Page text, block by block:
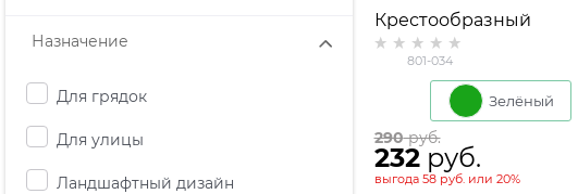
Назначение
Для грядок
Для улицы
Ландшафтный дизайн
Крестообразный
кронштейн (1шт) для
801-034
Зелёный
290 руб.
232 руб.
выгода 58 руб.или 20%